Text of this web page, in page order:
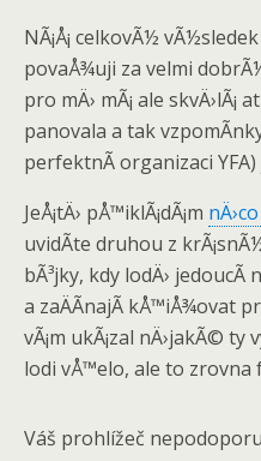
NÃ¡Å¡ celkovÃ½
povaÅ¾uji za velmi
pro mÄ› mÃ¡ ale skvÄ›lÃ¡
panovala a tak
perfektnÃ­ organizaci
JeÅ¡tÄ› pÅ™iklÃ¡dÃ¡m
uvidÃ­te druhou z
bÃ³jky, kdy lodÄ› jedoucÃ­
a zaÄÃ­najÃ­ kÅ™iÅ¾ovat
vÃ¡m ukÃ¡zal nÄ›jakÃ©
lodi vÅ™elo, ale to zrovna
Váš prohlížeč